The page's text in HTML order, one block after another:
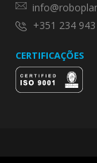
+351 234
CERTIFICAÇÕES